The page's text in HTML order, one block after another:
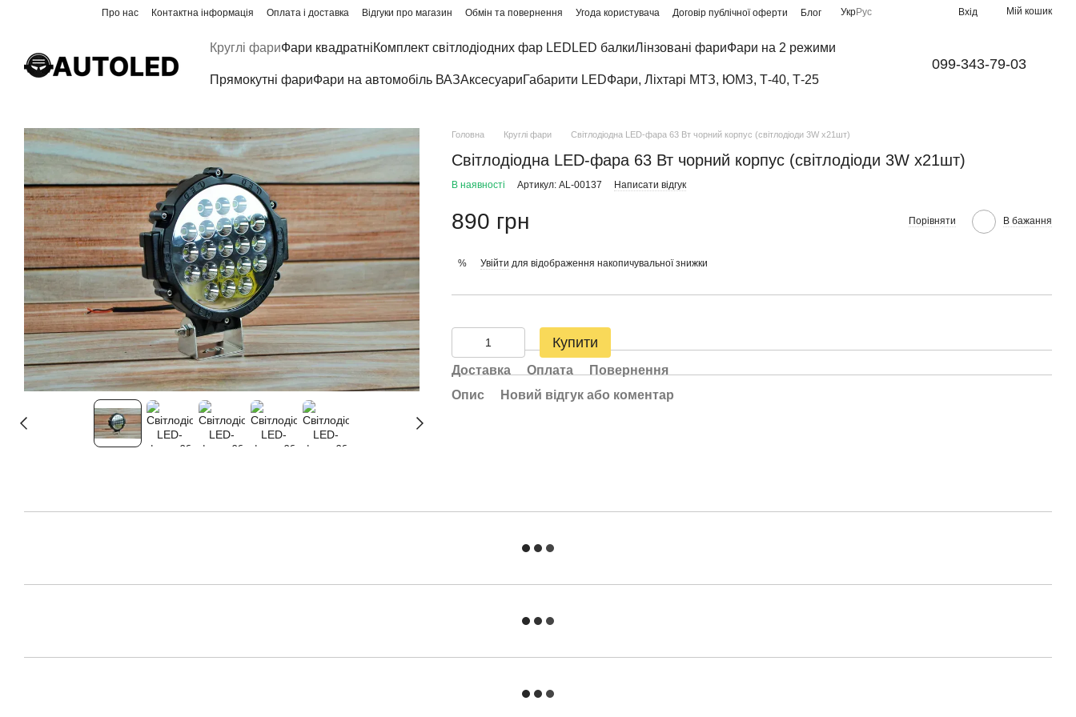
Перейти до основного контенту
Про нас Контактна інформація Оплата і доставка Відгуки про магазин Обмін та повернення Угода користувача Договір публічної оферти Блог УкрРус Вхід Мій кошик
Круглі фариФари квадратніКомплект світлодіодних фар LED LED балкиЛінзовані фариФари на 2 режими
Прямокутні фариФари на автомобіль ВАЗАксесуариГабарити LEDФари, Ліхтарі МТЗ, ЮМЗ, Т-40, Т-25
099-343-79-03
Головна Круглі фари Світлодіодна LED-фара 63 Вт чорний корпус (світлодіоди 3W x21шт)
Світлодіодна LED-фара 63 Вт чорний корпус (світлодіоди 3W x21шт)
В наявності Артикул: AL-00137 Написати відгук
890 грн Порівняти В бажання
% Увійти для відображення накопичувальної знижки
Купити
Доставка Оплата
Повернення
Опис
Новий відгук або коментар